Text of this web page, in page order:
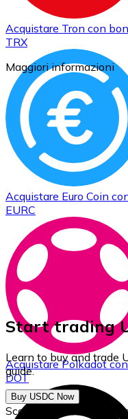
Acquistare Tron con
TRX
Acquistare Euro Coin
EURC
AcquistarePolkadot
DOT
Maggiori informazioni
Start trading
Learn to buy and trade
guide.
Buy USDC Now
Scarica il nostro Wallet